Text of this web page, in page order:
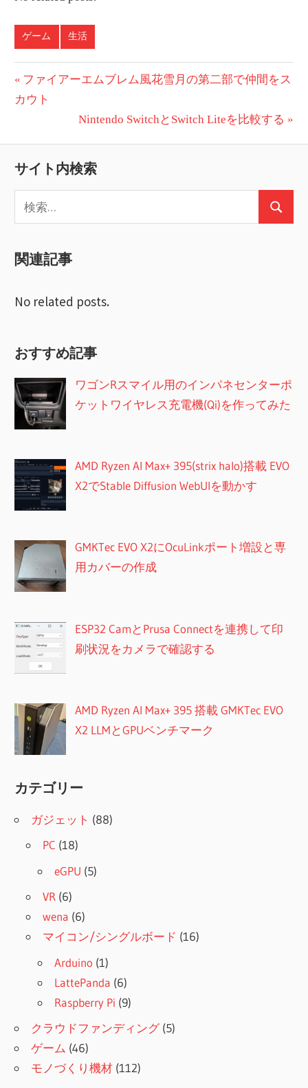
ゲーム 生活
投
稿
ビ
ゲ
ー
ョ
ン
前
の
ファイアーエムブレム風花雪月の第二部で仲間をス
カウト
次
投
稿:
Nintendo SwitchとSwitch Liteを比較する
サイト内検索
索:
検
関連記事
No related posts.
おすすめ記事
ワゴンRスマイル用のインパネセンターポ
ケットワイヤレス充電機(Qi)を作ってみた
AMD Ryzen AI Max+ 395(strix halo)搭載 EVO
X2でStable Diffusion WebUIを動かす
GMKTec EVO X2にOcuLinkポート増設と専
用カバーの作成
ESP32 CamとPrusa Connectを連携して印
刷状況をカメラで確認する
AMD Ryzen AI Max+ 395 搭載 GMKTec EVO
X2 LLMとGPUベンチマーク
カテゴリー
ガジェット (88)
PC (18)
eGPU (5)
VR (6)
wena (6)
マイコン/シングルボード (16)
Arduino (1)
LattePanda (6)
Raspberry Pi (9)
クラウドファンディング(5)
ゲーム (46)
モノづくり機材 (112)